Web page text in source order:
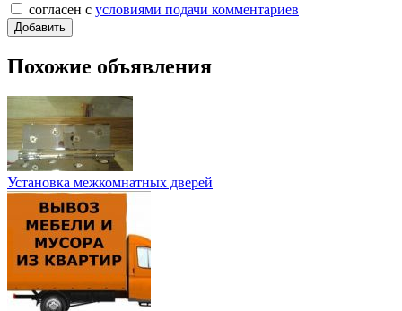
согласен с условиями подачи комментариев
Похожие объявления
Установка межкомнатных дверей